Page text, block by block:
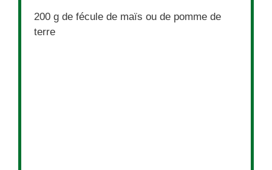
200 g de fécule de maïs ou de pomme de
terre